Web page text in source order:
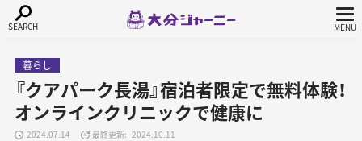
暮らし
『クアパーク長湯』宿泊者限定で無料体験！
オンラインクリニックで健康に
2024.07.14 2024.10.11